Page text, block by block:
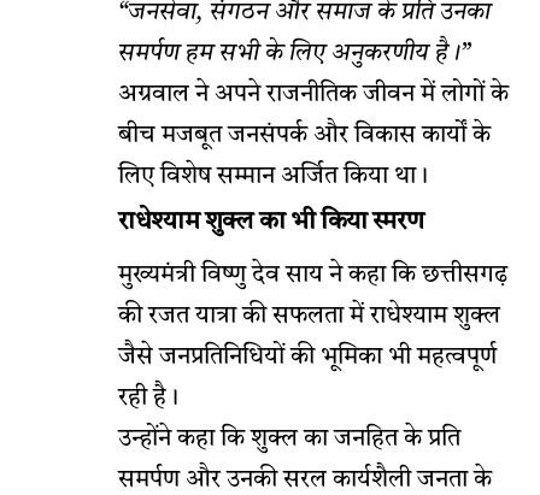
“जनसेवा, संगठन और समाज के प्रति उनका
समर्पण हम सभी के लिए अनुकरणीय है।”
अग्रवाल ने अपने राजनीतिक जीवन में लोगों के
बीच मजबूत जनसंपर्क और विकास कार्यों के
लिए विशेष सम्मान अर्जित किया था।
राधेश्याम शुक्ल का भी किया स्मरण
मुख्यमंत्री विष्णु देव साय ने कहा कि छत्तीसगढ़
की रजत यात्रा की सफलता में राधेश्याम शुक्ल
जैसे जनप्रतिनिधियों की भूमिका भी महत्वपूर्ण
रही है।
उन्होंने कहा कि शुक्ल का जनहित के प्रति
समर्पण और उनकी सरल कार्यशैली जनता के